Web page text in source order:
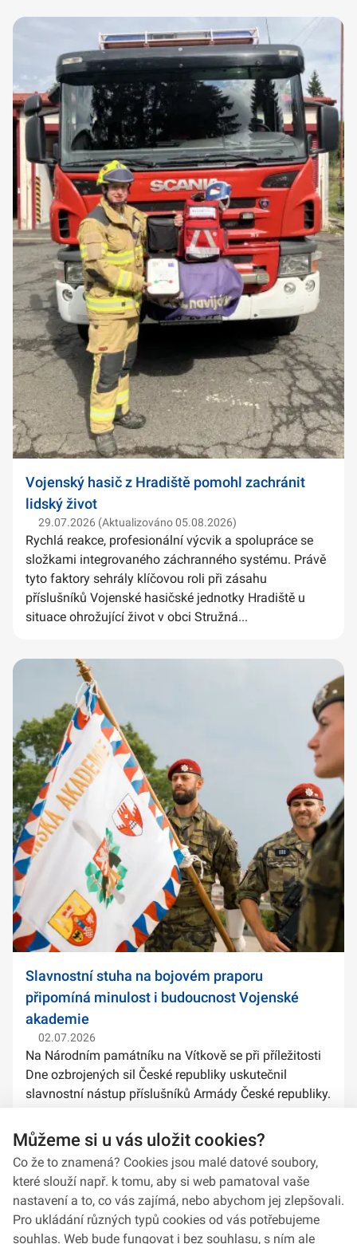
Vojenský hasič z Hradiště pomohl zachránit
lidský život
29.07.2026 (Aktualizováno 05.08.2026)
Rychlá reakce, profesionální výcvik a spolupráce se
složkami integrovaného záchranného systému. Právě
tyto faktory sehrály klíčovou roli při zásahu
příslušníků Vojenské hasičské jednotky Hradiště u
situace ohrožující život v obci Stružná...
Slavnostní stuha na bojovém praporu
připomíná minulost i budoucnost Vojenské
akademie
02.07.2026
Na Národním památníku na Vítkově se při příležitosti
Dne ozbrojených sil České republiky uskutečnil
slavnostní nástup příslušníků Armády České republiky.
stuh na bojové prapory vybranýc...
Můžeme si u vás uložit cookies?
Co že to znamená? Cookies jsou malé datové soubory,
které slouží např. k tomu, aby si web pamatoval vaše
nastavení a to, co vás zajímá, nebo abychom jej zlepšovali.
Pro ukládání různých typů cookies od vás potřebujeme
souhlas. Web bude fungovat i bez souhlasu, s ním ale